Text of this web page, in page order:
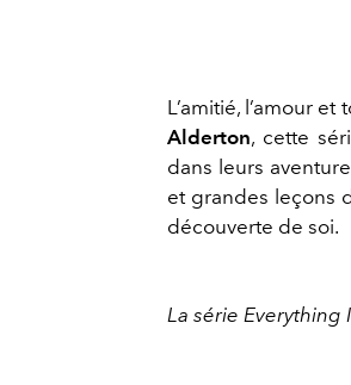
L’amitié, l’amour
Alderton, cette
dans leurs
et grandes leçons
découverte de soi.
La série Everything